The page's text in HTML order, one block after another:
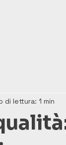
di lettura: 1 min